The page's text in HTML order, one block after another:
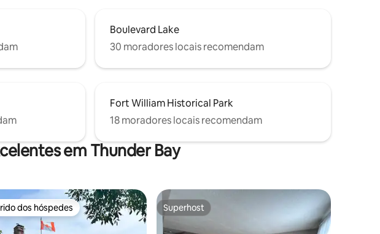
Boulevard Lake
30 moradores locais recomendam
Fort William Historical Park
18 moradores locais recomendam
em Thunder Bay
dos hóspedes
dos hóspedes Superhost
Superhost